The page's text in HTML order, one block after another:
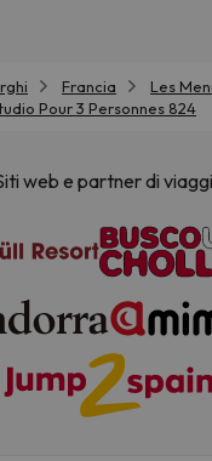
Francia
Les
Pour 3 Personnes 824
web e partner di